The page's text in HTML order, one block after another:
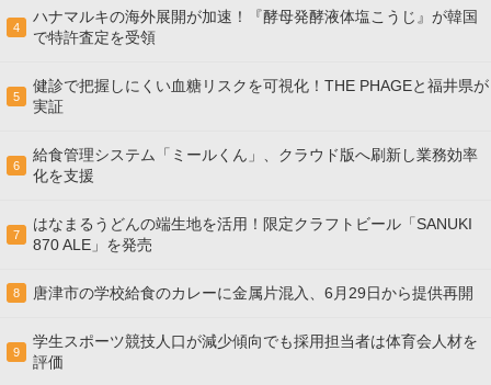
4
ハナマルキの海外展開が加速！『酵母発酵液体塩こうじ』が韓国
で特許査定を受領
5
健診で把握しにくい血糖リスクを可視化！THE PHAGEと福井県が
実証
6
給食管理システム「ミールくん」、クラウド版へ刷新し業務効率
化を支援
7
はなまるうどんの端生地を活用！限定クラフトビール「SANUKI
870 ALE」を発売
8 唐津市の学校給食のカレーに金属片混入、6月29日から提供再開
9
学生スポーツ競技人口が減少傾向でも採用担当者は体育会人材を
評価